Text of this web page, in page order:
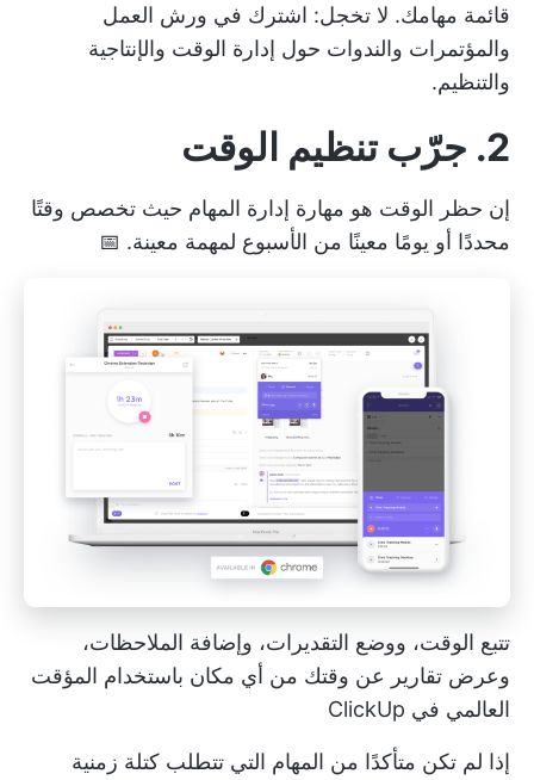
قائمة مهامك. لا تخجل: اشترك في ورش العمل
والمؤتمرات والندوات حول إدارة الوقت والإنتاجية
والتنظيم.
2. جرّب تنظيم الوقت
إن حظر الوقت هو مهارة إدارة المهام حيث تخصص وقتًا
محددًا أو يومًا معينًا من الأسبوع لمهمة معينة. 📅
تتبع الوقت، ووضع التقديرات، وإضافة الملاحظات،
وعرض تقارير عن وقتك من أي مكان باستخدام المؤقت
العالمي في ClickUp
إذا لم تكن متأكدًا من المهام التي تتطلب كتلة زمنية